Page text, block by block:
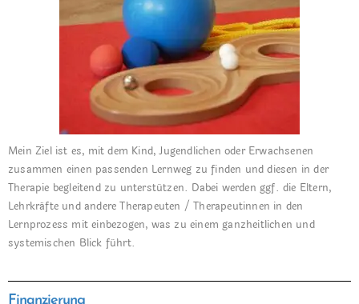
Mein Ziel ist es, mit dem Kind, Jugendlichen oder Erwachsenen
zusammen einen passenden Lernweg zu finden und diesen in der
Therapie begleitend zu unterstützen. Dabei werden ggf. die Eltern,
Lehrkräfte und andere Therapeuten / Therapeutinnen in den
Lernprozess mit einbezogen, was zu einem ganzheitlichen und
systemischen Blick führt.
Finanzierung